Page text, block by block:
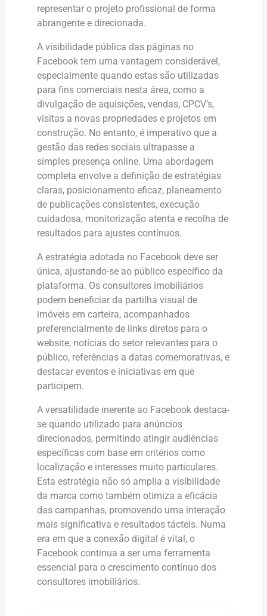
representar o projeto profissional de forma
abrangente e direcionada.
A visibilidade pública das páginas no
Facebook tem uma vantagem considerável,
especialmente quando estas são utilizadas
para fins comerciais nesta área, como a
divulgação de aquisições, vendas, CPCV’s,
visitas a novas propriedades e projetos em
construção. No entanto, é imperativo que a
gestão das redes sociais ultrapasse a
simples presença online. Uma abordagem
completa envolve a definição de estratégias
claras, posicionamento eficaz, planeamento
de publicações consistentes, execução
cuidadosa, monitorização atenta e recolha de
resultados para ajustes contínuos.
A estratégia adotada no Facebook deve ser
única, ajustando-se ao público específico da
plataforma. Os consultores imobiliários
podem beneficiar da partilha visual de
imóveis em carteira, acompanhados
preferencialmente de links diretos para o
website, notícias do setor relevantes para o
público, referências a datas comemorativas, e
destacar eventos e iniciativas em que
participem.
A versatilidade inerente ao Facebook destaca-
se quando utilizado para anúncios
direcionados, permitindo atingir audiências
específicas com base em critérios como
localização e interesses muito particulares.
Esta estratégia não só amplia a visibilidade
da marca como também otimiza a eficácia
das campanhas, promovendo uma interação
mais significativa e resultados tácteis. Numa
era em que a conexão digital é vital, o
Facebook continua a ser uma ferramenta
essencial para o crescimento contínuo dos
consultores imobiliários.